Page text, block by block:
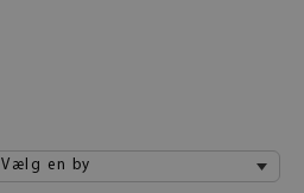
Vælg en by